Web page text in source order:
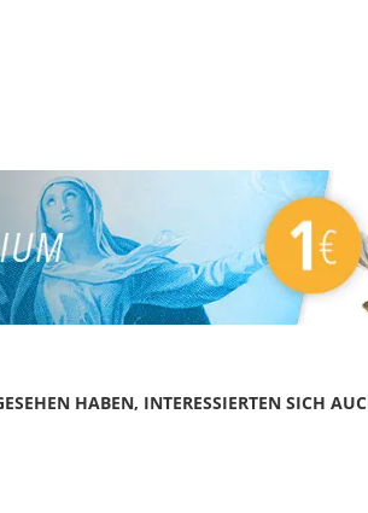
HABEN, INTERESSIERTEN SICH